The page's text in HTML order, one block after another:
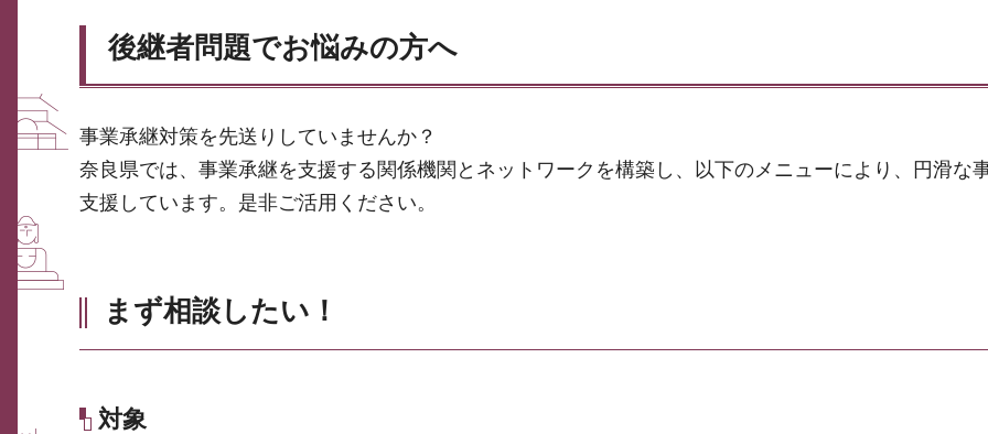
後継者問題でお悩みの方へ
事業承継対策を先送りしていませんか？
奈良県では、事業承継を支援する関係機関とネットワークを構築し、以下のメニューにより、円滑な
支援しています。是非ご活用ください。
まず相談したい！
対象